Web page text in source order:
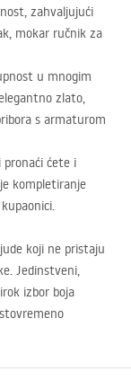
zahvaljujući
mokar ručnik za
u mnogim
zlato,
s armaturom
ćete i
kompletiranje
koji ne pristaju
Jedinstveni,
izbor boja